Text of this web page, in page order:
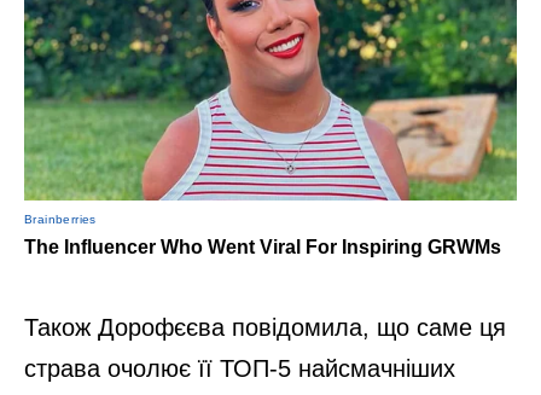
Також Дорофєєва повідомила, що саме ця
страва очолює її ТОП-5 найсмачніших